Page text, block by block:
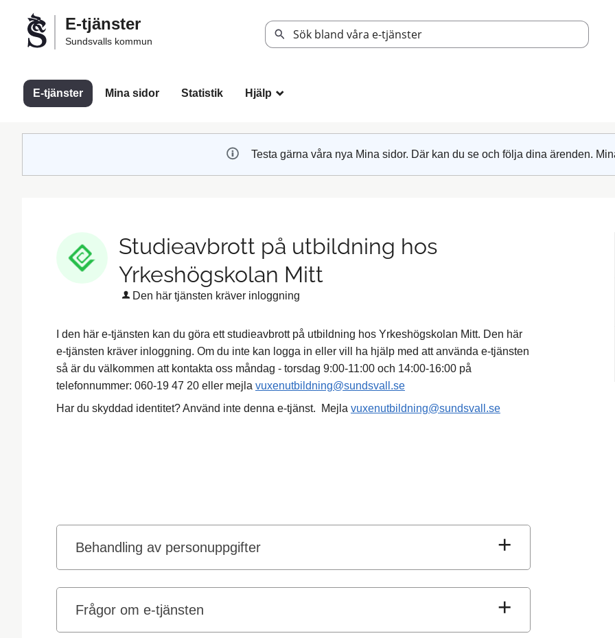
Välkommen
Sundsvalls
tjänster
E-tjänster
Sundsvalls kommun
E-tjänster Mina sidor Statistik Hjälp _
Testa gärna våra nya Mina sidor. Där kan du se och följa dina ärenden.
Studieavbrott på utbildning hos
Yrkeshögskolan Mitt
Den här tjänsten kräver inloggning
I den här e-tjänsten kan du göra ett studieavbrott på utbildning hos Yrkeshögskolan Mitt. Den här
e-tjänsten kräver inloggning. Om du inte kan logga in eller vill ha hjälp med att använda e-tjänsten
så är du välkommen att kontakta oss måndag - torsdag 9:00-11:00 och 14:00-16:00 på
telefonnummer: 060-19 47 20 eller mejla vuxenutbildning@sundsvall.se
Har du skyddad identitet? Använd inte denna e-tjänst. Mejla vuxenutbildning@sundsvall.se
Behandling av personuppgifter
Frågor om e-tjänsten